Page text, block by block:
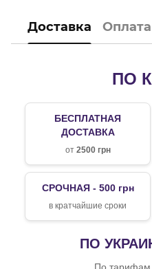
Доставка Оплата
ПО
БЕСПЛАТНАЯ
ДОСТАВКА
от 2500 грн
СРОЧНАЯ - 500 грн
в кратчайшие сроки
ПО
По тарифам